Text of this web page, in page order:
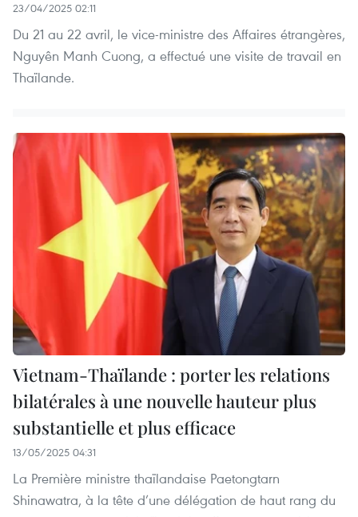
23/04/2025 02:11
Du 21 au 22 avril, le vice-ministre des Affaires étrangères,
Nguyên Manh Cuong, a effectué une visite de travail en
Thaïlande.
Vietnam-Thaïlande : porter les relations
bilatérales à une nouvelle hauteur plus
substantielle et plus efficace
13/05/2025 04:31
La Première ministre thaïlandaise Paetongtarn
Shinawatra, à la tête d’une délégation de haut rang du